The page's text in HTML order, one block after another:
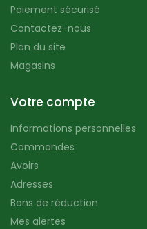
Paiement sécurisé
Contactez-nous
Plan du site
Magasins
Votre compte
Informations personnelles
Commandes
Avoirs
Adresses
Bons de réduction
Mes alertes